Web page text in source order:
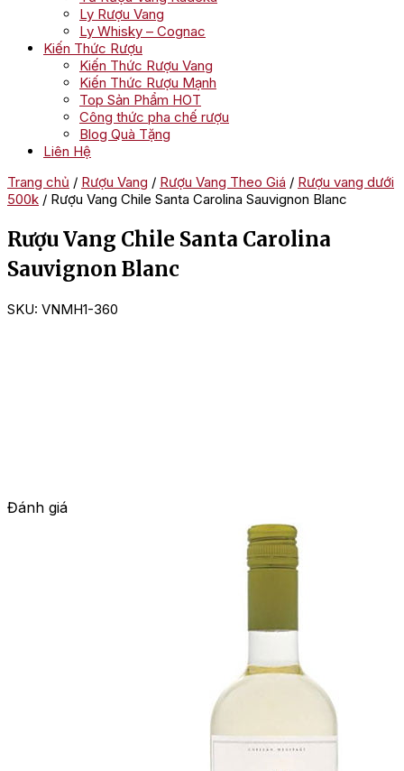
Ly Rượu Vang
Ly Whisky – Cognac
Kiến Thức Rượu
Kiến Thức Rượu Vang
Kiến Thức Rượu Mạnh
Top Sản Phẩm HOT
Công thức pha chế rượu
Blog Quà Tặng
Liên Hệ
Trang chủ / Rượu Vang / Rượu Vang Theo Giá / Rượu vang dưới
500k / Rượu Vang Chile Santa Carolina Sauvignon Blanc
Rượu Vang Chile Santa Carolina
Sauvignon Blanc
SKU: VNMH1-360
Đánh giá